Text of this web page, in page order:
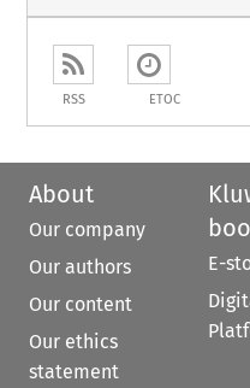
RSS ETOC
About
Our company
Our authors
Our content
Our ethics
statement
E-